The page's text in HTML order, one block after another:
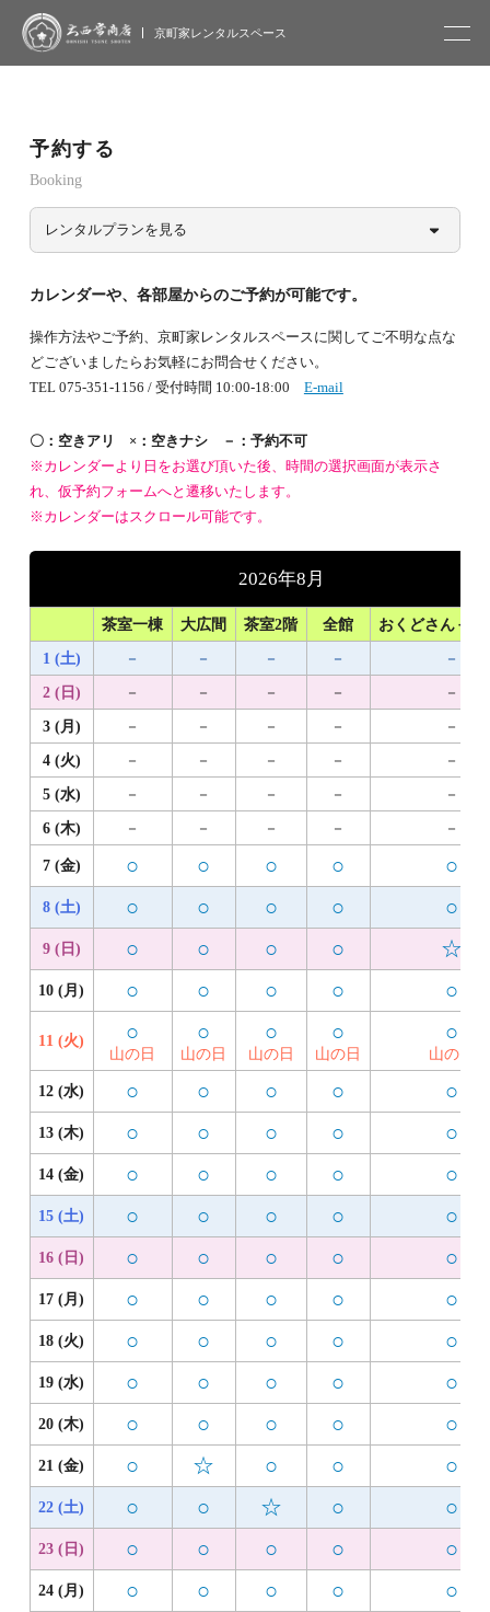
大西常商店
京町家レンタルスペース
予約する
Booking
レンタルプランを見る
カレンダーや、各部屋からのご予約が可能です。
操作方法やご予約、京町家レンタルスペースに関してご不明な点な
どございましたらお気軽にお問合せください。
TEL 075-351-1156 / 受付時間 10:00-18:00 E-mail
〇：空きアリ ×：空きナシ －：予約不可
※カレンダーより日をお選び頂いた後、時間の選択画面が表示さ
れ、仮予約フォームへと遷移いたします。
※カレンダーはスクロール可能です。
2026年8月
茶室一棟 大広間 茶室2階 全館
おくどさん＋1
1 (土)
－ － － －
－
2 (日)
－ － － －
－
3 (月)
－ － － －
－
4 (火)
－ － － －
－
5 (水)
－ － － －
－
6 (木)
－ － － － －
7 (金) ○ ○ ○ ○ ○
8 (土) ○ ○ ○ ○ ○
9 (日) ○ ○ ○ ○ ☆
10 (月) ○ ○ ○ ○ ○
11 (火) ○
山の日
○
山の日
○
山の日
○
山の日
○
山の日
12 (水) ○ ○ ○ ○ ○
13 (木) ○ ○ ○ ○ ○
14 (金) ○ ○ ○ ○ ○
15 (土) ○ ○ ○ ○ ○
16 (日) ○ ○ ○ ○ ○
17 (月) ○ ○ ○ ○ ○
18 (火) ○ ○ ○ ○ ○
19 (水) ○ ○ ○ ○ ○
20 (木) ○ ○ ○ ○ ○
21 (金) ○ ☆ ○ ○ ○
22 (土) ○ ○ ☆ ○ ○
23 (日) ○ ○ ○ ○ ○
24 (月) ○ ○ ○ ○ ○